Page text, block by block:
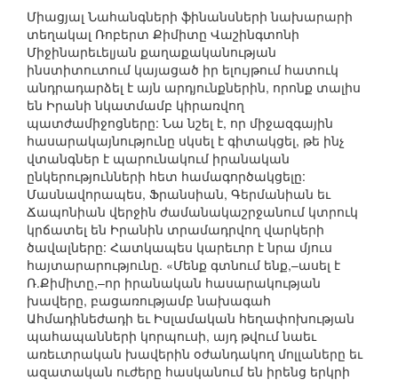
Միացյալ Նահանգների ֆինանսների նախարարի
տեղակալ Ռոբերտ Քիմիտը Վաշինգտոնի
Միջինարեւելյան քաղաքականության
ինստիտուտում կայացած իր ելույթում հատուկ
անդրադարձել է այն արդյունքներին, որոնք տալիս
են Իրանի նկատմամբ կիրառվող
պատժամիջոցները: Նա նշել է, որ միջազգային
հասարակայնությունը սկսել է գիտակցել, թե ինչ
վտանգներ է պարունակում իրանական
ընկերությունների հետ համագործակցելը:
Մասնավորապես, Ֆրանսիան, Գերմանիան եւ
Ճապոնիան վերջին ժամանակաշրջանում կտրուկ
կրճատել են Իրանին տրամադրվող վարկերի
ծավալները: Հատկապես կարեւոր է նրա մյուս
հայտարարությունը. «Մենք գտնում ենք,–ասել է
Ռ.Քիմիտը,–որ իրանական հասարակության
խավերը, բացառությամբ նախագահ
Ահմադինեժադի եւ Իսլամական հեղափոխության
պահապանների կորպուսի, այդ թվում նաեւ
առեւտրական խավերին օժանդակող մոլլաները եւ
ազատական ուժերը հասկանում են իրենց երկրի